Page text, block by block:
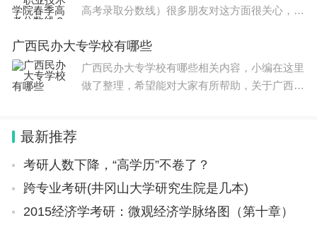
高考录取分数线）很多朋友对这方面很关心，整
惠州卫生职业技术学院春季高考分数多少～～这
个不好说明，每年的每所学校春季
广西民办大专学校有哪些
广西民办大专学校有哪些相关内容，小编在这里
做了整理，希望能对大家有所帮助，关于广西民
最新推荐
考研人数下降，“高学历”不卷了？
跨专业考研(井冈山大学研究生院是几本)
2015经济学考研：微观经济学脉络图（第十章）